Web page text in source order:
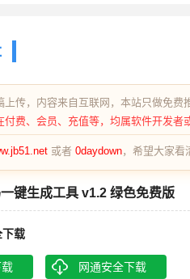
上传，内容来自互联网，本站只做免
付费、会员、充值等，均属软件开发
或者 0daydown，希望大家看
键生成工具 v1.2 绿色免费版
下载
网通安全下载